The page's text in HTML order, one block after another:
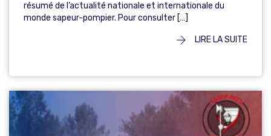
résumé de l’actualité nationale et internationale du
monde sapeur-pompier. Pour consulter […]
LIRE LA SUITE